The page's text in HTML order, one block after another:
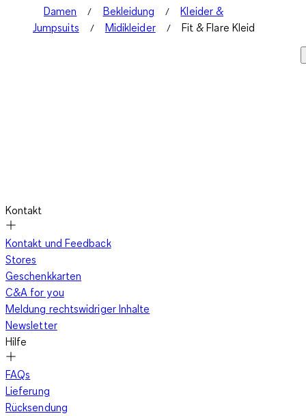
Damen Bekleidung
Kleider &
Jumpsuits
Midikleider Fit & Flare Kleid
Kontakt
Kontakt und Feedback
Stores
Geschenkkarten
C&A for you
Meldung rechtswidriger Inhalte
Newsletter
Hilfe
FAQs
Lieferung
Rücksendung